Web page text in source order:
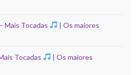
Mais Tocadas
| Os maiores
Tocadas
| Os maiores